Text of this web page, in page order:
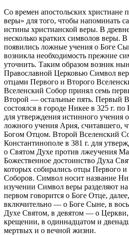
Со времен апостольских христиане
веры» для того, чтобы напоминать
истины христианской веры. В
несколько кратких символов веры. В
появились ложные учения о Боге
возникла необходимость прежние
уточнить. Таким образом возник
Православной Церковью Символ
отцами Первого и Второго
Вселенский Собор принял семь
Второй — остальные пять. Первый
состоялся в городе Никее в 325 г.
для утверждения истинного
ложного учения Ария, считавшего,
Богом Отцом. Второй Вселенский
Константинополе в 381 г. для
о Святом Духе против лжеучения
Божественное достоинство Духа
которых соби­рались отцы Первого
Соборов. Символ носит название
изучении Символ веры разделяют
первом говорится о Боге Отце,
включительно — о Боге Сыне, в
Духе Святом, в девятом — о
крещении, в одиннадцатом и
мертвых и о вечной жизни.